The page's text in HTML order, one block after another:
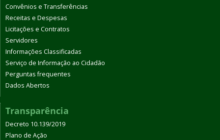
Convênios e Transferências
Receitas e Despesas
Licitações e Contratos
Servidores
Informações Classificadas
Serviço de Informação ao Cidadão
Perguntas frequentes
Dados Abertos
Transparência
Decreto 10.139/2019
Plano de Ação